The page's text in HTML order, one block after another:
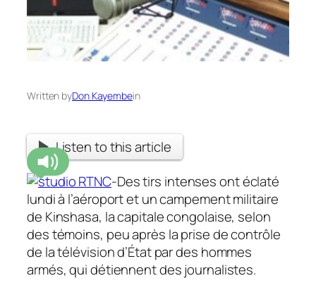
Written byDon Kayembein
Listen to this article
-Des tirs intenses ont éclaté
lundi à l’aéroport et un campement militaire
de Kinshasa, la capitale congolaise, selon
des témoins, peu après la prise de contrôle
de la télévision d’État par des hommes
armés, qui détiennent des journalistes.